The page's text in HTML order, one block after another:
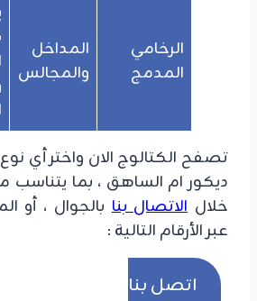
الرخامي
المدمج
المداخل
والمجالس
تصفح الكتالوج الان واختر أي
ديكور ام الساهق ، بما
خلالالاتصال بنابالجوال ، أو
عبر الأرقام التالية :
اتصل بنا